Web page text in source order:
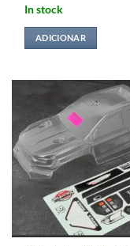
In stock
ADICIONAR